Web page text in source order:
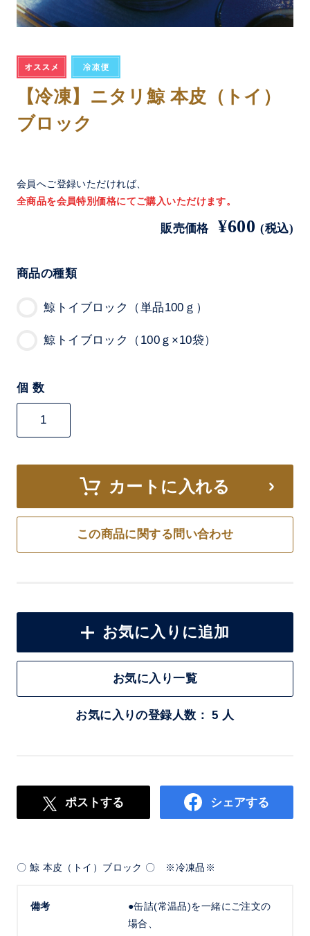
【冷凍】ニタリ鯨 本皮（トイ）
ブロック
会員へご登録いただければ、
全商品を会員特別価格にてご購入いただけます。
販売価格 ¥600(税込)
商品の種類
鯨トイブロック（単品100ｇ）
鯨トイブロック（100ｇ×10袋）
個 数
カートに入れる
この商品に関する問い合わせ
お気に入りに追加
お気に入り一覧
お気に入りの登録人数： 5 人
ポストする シェアする
〇 鯨 本皮（トイ）ブロック 〇 ※冷凍品※
備考
●缶詰(常温品)を一緒にご注文の
場合、